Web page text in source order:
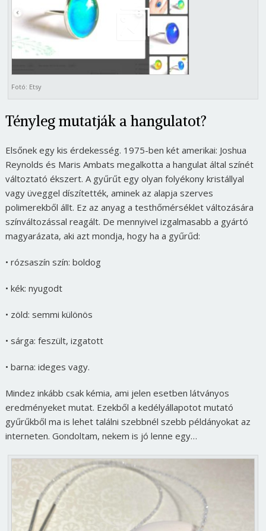
Fotó: Etsy
Tényleg mutatják a hangulatot?
Elsőnek egy kis érdekesség. 1975-ben két amerikai: Joshua
Reynolds és Maris Ambats megalkotta a hangulat által színét
változtató ékszert. A gyűrűt egy olyan folyékony kristállyal
vagy üveggel díszítették, aminek az alapja szerves
polimerekből állt. Ez az anyag a testhőmérséklet változására
színváltozással reagált. De mennyivel izgalmasabb a gyártó
magyarázata, aki azt mondja, hogy ha a gyűrűd:
• rózsaszín szín: boldog
• kék: nyugodt
• zöld: semmi különös
• sárga: feszült, izgatott
• barna: ideges vagy.
Mindez inkább csak kémia, ami jelen esetben látványos
eredményeket mutat. Ezekből a kedélyállapotot mutató
gyűrűkből ma is lehet találni szebbnél szebb példányokat az
interneten. Gondoltam, nekem is jó lenne egy…